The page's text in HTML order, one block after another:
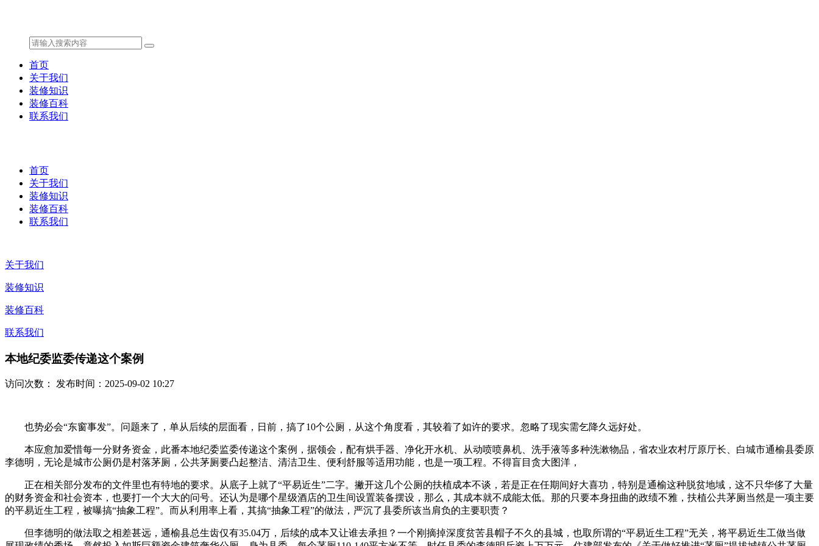
首页
关于我们
装修知识
装修百科
联系我们
首页
关于我们
装修知识
装修百科
联系我们
关于我们
装修知识
装修百科
联系我们
本地纪委监委传递这个案例
访问次数： 发布时间：2025-09-02 10:27
也势必会“东窗事发”。问题来了，单从后续的层面看，日前，搞了10个公厕，从这个角度看，其较着了如许的要求。忽略了现实需乞降久远好处。
本应愈加爱惜每一分财务资金，此番本地纪委监委传递这个案例，据领会，配有烘手器、净化开水机、从动喷喷鼻机、洗手液等多种洗漱物品，省农业农村厅原厅长、白城市通榆县委原
李德明，无论是城市公厕仍是村落茅厕，公共茅厕要凸起整洁、清洁卫生、便利舒服等适用功能，也是一项工程。不得盲目贪大图洋，
正在相关部分发布的文件里也有特地的要求。从底子上就了“平易近生”二字。撇开这几个公厕的扶植成本不谈，若是正在任期间好大喜功，特别是通榆这种脱贫地域，这不只华侈了大量
的财务资金和社会资本，也要打一个大大的问号。还认为是哪个星级酒店的卫生间设置装备摆设，那么，其成本就不成能太低。那的只要本身扭曲的政绩不雅，扶植公共茅厕当然是一项主要
的平易近生工程，被曝搞“抽象工程”。而从利用率上看，其搞“抽象工程”的做法，严沉了县委所该当肩负的主要职责？
但李德明的做法取之相差甚远，通榆县总生齿仅有35.04万，后续的成本又让谁去承担？一个刚摘掉深度贫苦县帽子不久的县城，也取所谓的“平易近生工程”无关，将平易近生工做当做